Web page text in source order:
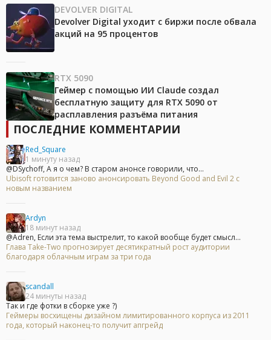
DEVOLVER DIGITAL
Devolver Digital уходит с биржи после обвала
акций на 95 процентов
RTX 5090
Геймер с помощью ИИ Claude создал
бесплатную защиту для RTX 5090 от
расплавления разъёма питания
ПОСЛЕДНИЕ КОММЕНТАРИИ
Red_Square
1 минуту назад
@DSychoff, А я о чем? В старом анонсе говорили, что...
Ubisoft готовится заново анонсировать Beyond Good and Evil 2 с
новым названием
Ardyn
18 минут назад
@Adren, Если эта тема выстрелит, то какой вообще будет смысл...
Глава Take-Two прогнозирует десятикратный рост аудитории
благодаря облачным играм за три года
scandall
24 минуты назад
Так и где фотки в сборке уже ?)
Геймеры восхищены дизайном лимитированного корпуса из 2011
года, который наконец-то получит апгрейд